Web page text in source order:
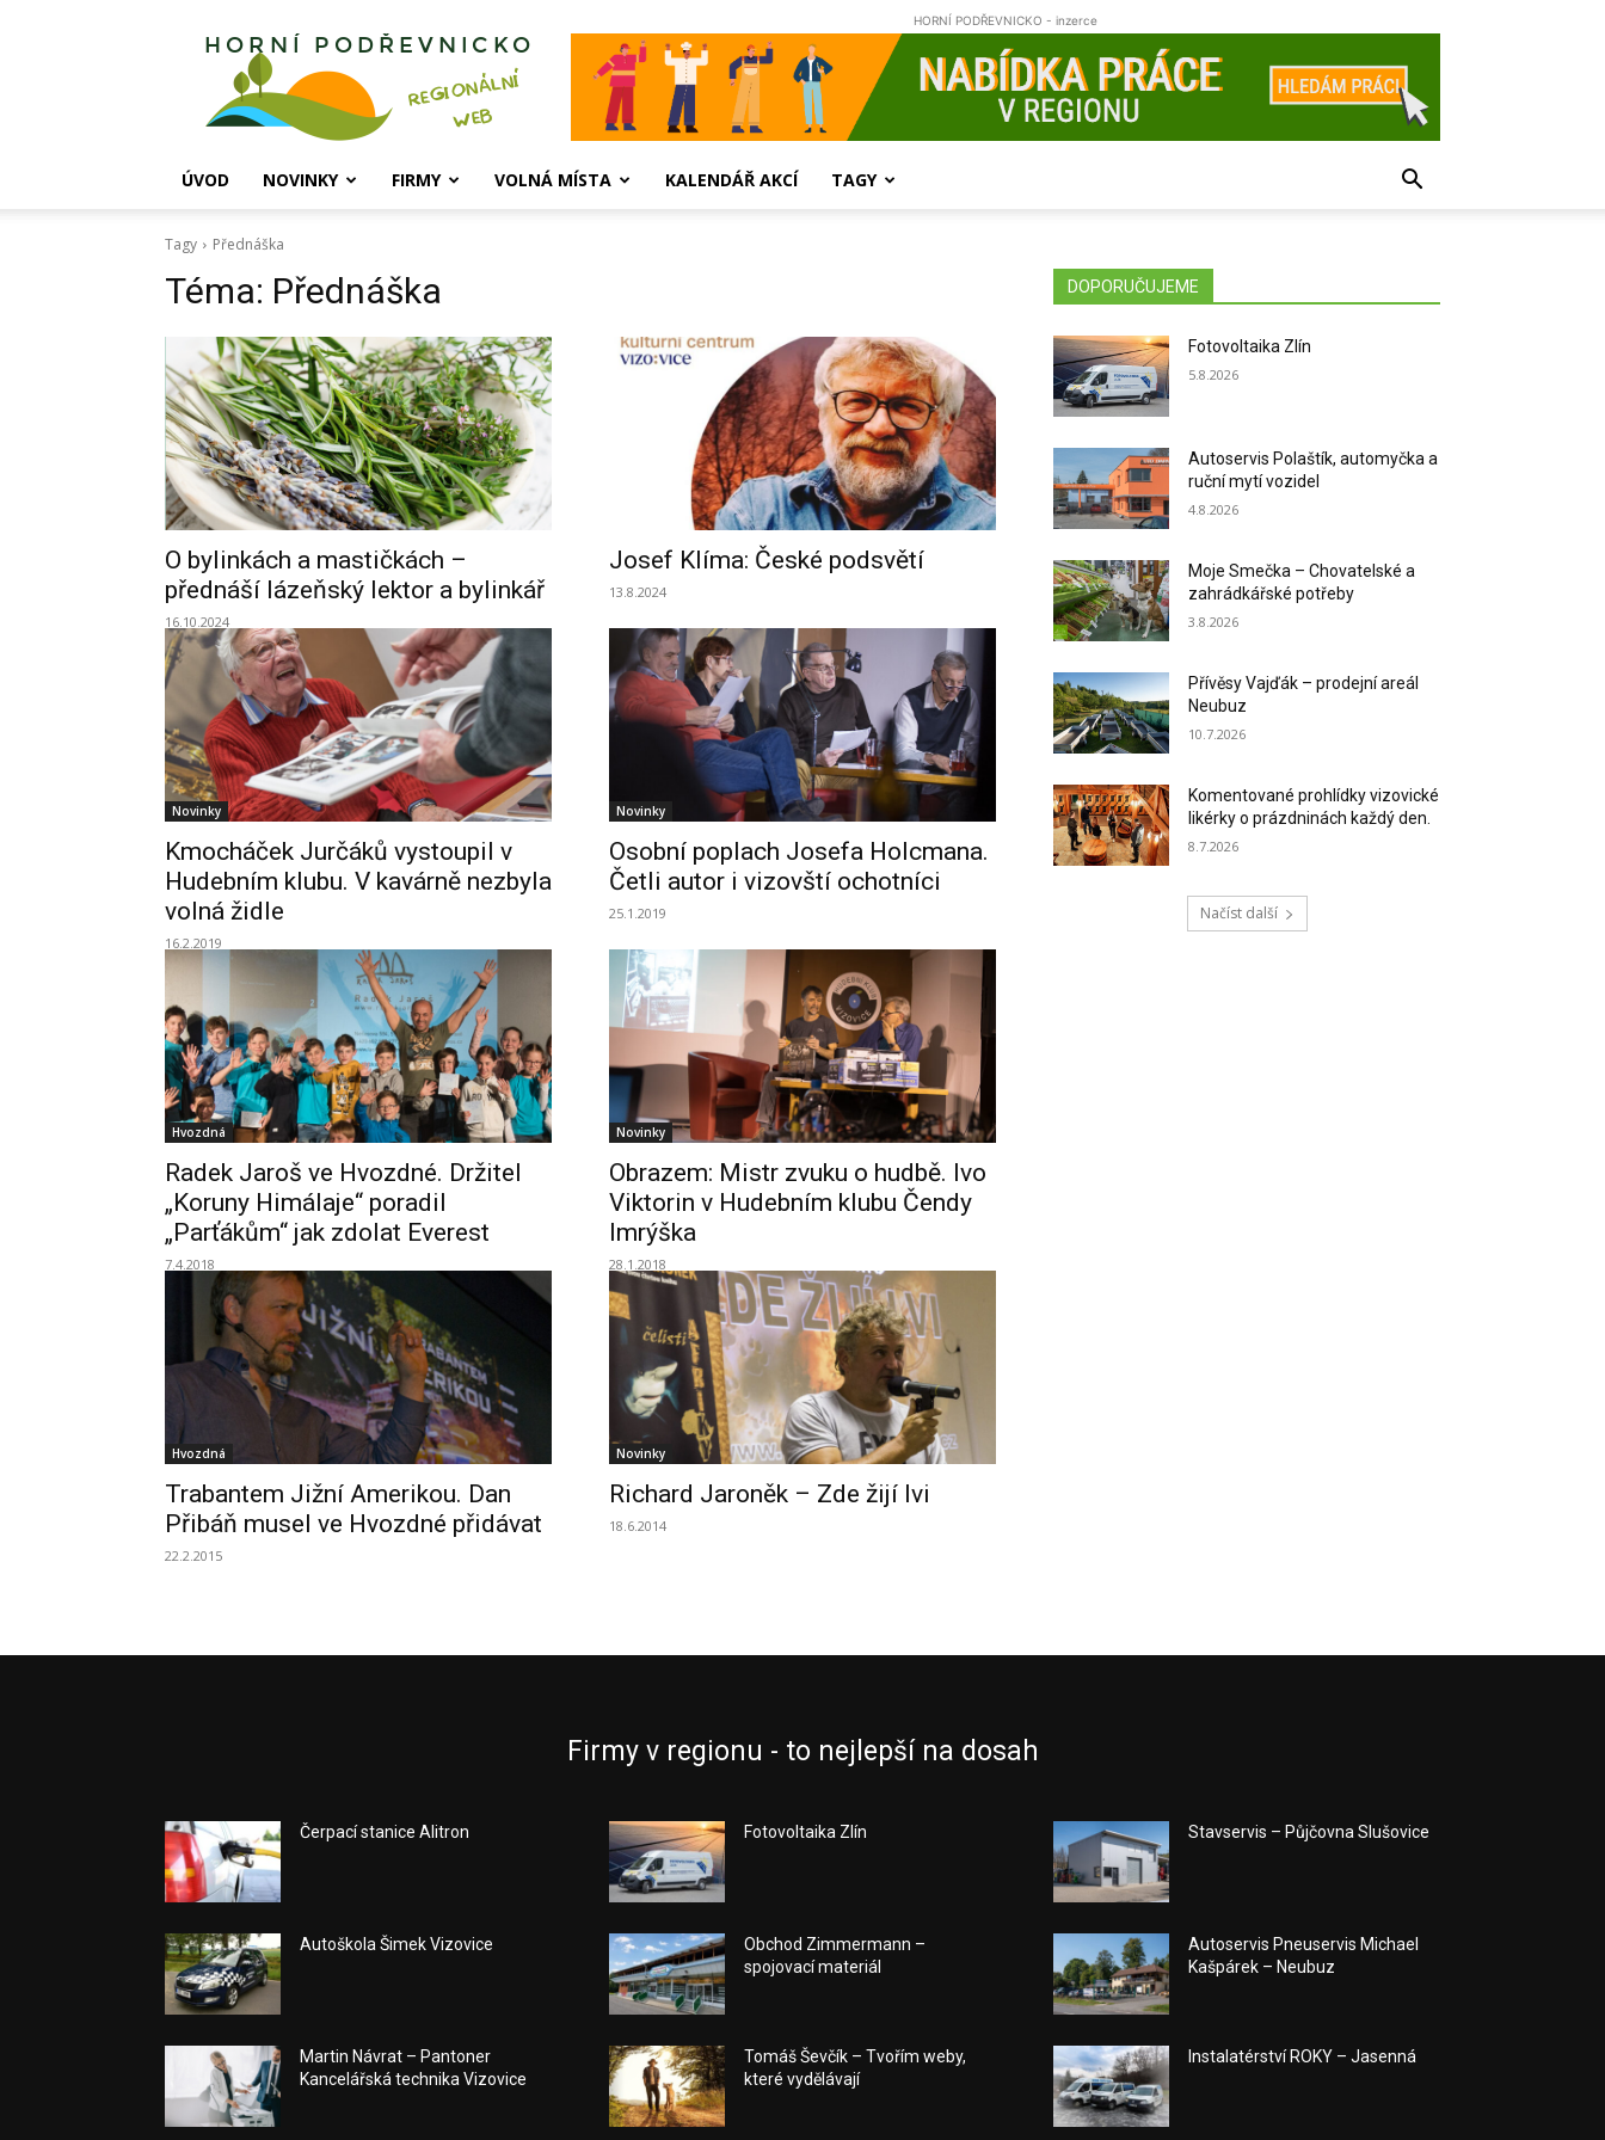
Horní
HORNÍ PODŘEVNICKO - inzerce
ÚVOD NOVINKY FIRMY VOLNÁ MÍSTA KALENDÁŘ AKCÍ TAGY
Tagy Přednáška
Téma: Přednáška
O bylinkách a mastičkách –
přednáší lázeňský lektor a bylinkář
16.10.2024
Josef Klíma: České podsvětí
13.8.2024
Novinky
Kmocháček Jurčáků vystoupil v
Hudebním klubu. V kavárně nezbyla
volná židle
16.2.2019
Novinky
Osobní poplach Josefa Holcmana.
Četli autor i vizovští ochotníci
25.1.2019
Hvozdná
Radek Jaroš ve Hvozdné. Držitel
„Koruny Himálaje“ poradil
„Parťákům“ jak zdolat Everest
7.4.2018
Novinky
Obrazem: Mistr zvuku o hudbě. Ivo
Viktorin v Hudebním klubu Čendy
Imrýška
28.1.2018
Hvozdná
Trabantem Jižní Amerikou. Dan
Přibáň musel ve Hvozdné přidávat
22.2.2015
Novinky
Richard Jaroněk – Zde žijí lvi
18.6.2014
DOPORUČUJEME
Fotovoltaika Zlín
5.8.2026
Autoservis Polaštík, automyčka a
ruční mytí vozidel
4.8.2026
Moje Smečka – Chovatelské a
zahrádkářské potřeby
3.8.2026
Přívěsy Vajďák – prodejní areál
Neubuz
10.7.2026
Komentované prohlídky vizovické
likérky o prázdninách každý den.
8.7.2026
Načíst další
Firmy v regionu - to nejlepší na dosah
Čerpací stanice Alitron
Autoškola Šimek Vizovice
Martin Návrat – Pantoner
Kancelářská technika Vizovice
Fotovoltaika Zlín
Obchod Zimmermann –
spojovací materiál
Tomáš Ševčík – Tvořím weby,
které vydělávají
Stavservis – Půjčovna Slušovice
Autoservis Pneuservis Michael
Kašpárek – Neubuz
Instalatérství ROKY – Jasenná